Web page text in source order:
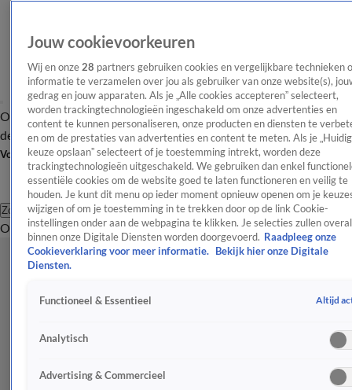
OverzichtAfleveringen Entertainment TV Algemeen
Tip
de redactieNieuwsbrief
Volg Shownieuws
Zoeken
OverzichtEntertainmentSpraakmakendRealityCrimeVideo's
Jouw cookievoorkeuren
Wij en onze 28 partners gebruiken cookies en vergelijkbare technieken
informatie te verzamelen over jou als gebruiker van onze website(s),
gedrag en jouw apparaten. Als je „Alle cookies accepteren” selecteert,
worden trackingtechnologieën ingeschakeld om onze advertenties en
content te kunnen personaliseren, onze producten en diensten te
en om de prestaties van advertenties en content te meten. Als je
keuze opslaan” selecteert of je toestemming intrekt, worden deze
trackingtechnologieën uitgeschakeld. We gebruiken dan enkel
essentiële cookies om de website goed te laten functioneren en veilig te
houden. Je kunt dit menu op ieder moment opnieuw openen om je
wijzigen of om je toestemming in te trekken door op de link Cookie-
instellingen onder aan de webpagina te klikken. Je selecties zullen overal
binnen onze Digitale Diensten worden doorgevoerd. Raadpleeg onze
Cookieverklaring voor meer informatie.
Bekijk hier onze Digitale
Diensten.
Functioneel & Essentieel Altijd
Analytisch
Advertising & Commercieel